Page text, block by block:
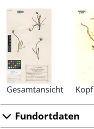
Gesamtansicht
Fundortdaten